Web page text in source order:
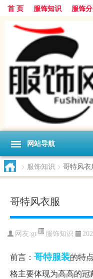
首 页 服饰知识 服饰
网站导航
> 服饰知识 > 哥特风衣
哥特风衣服
网友:gt 服饰知识
前言： 哥特服装的特
格主要体现为高高的